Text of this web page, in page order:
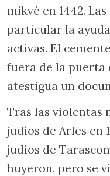
mikvé en 1442.
particular la
activas. El
fuera de la puerta
atestigua un
Tras las violentas
judíos de Arles en
judíos de
huyeron, pero se